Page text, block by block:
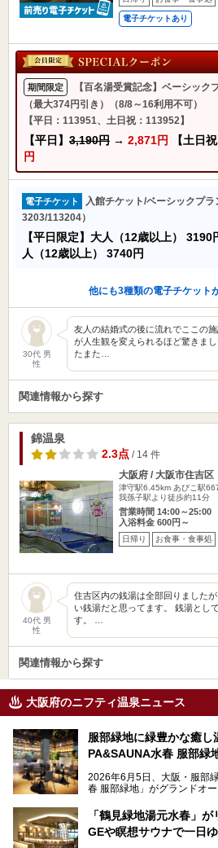
電子チケットあり
期間限定
【百名湯受賞記念】ベーシック
（最大374円引き）（8/8～16利用不可）
【平日：113951、土日祝：113952】
【平日】 3,190円 → 2,871円 【土日祝
円
電子チケット
入館チケット/ベーシックプ
3203/113204）
【平日限定】大人（12歳以上） 3190
人（12歳以上） 3740円
他にも3種類の電子チケット
30代 男
性
友人の結婚式の後に流れでここの
が人生観を変えられるほど驚きま
たまた…
関連情報から探す
錦温泉
2.3点/ 14 件
大阪府 / 大阪市住吉区
津守駅6.45km あびこ駅
我孫子駅より徒歩約11分
営業時間 14:00～25:00
入浴料金 600円～
日帰り お食事・食事処
40代 男
性
住吉区内の銭湯は全部回りました
い銭湯だと思ってます。 銭湯とし
す。 …
関連情報から探す
大阪府のニフティ温泉ニュース
服部緑地に緑豊かな癒
PA&SAUNA水春 服部緑
2026年6月5日、大阪・服部
春 服部緑地」がグランドオー
当初の計画から約5年の時
サウナ・岩盤浴・フィット
を融合した、これまでの“水
「鶴見緑地湯元水春」
GEや瞑想サウナで一日